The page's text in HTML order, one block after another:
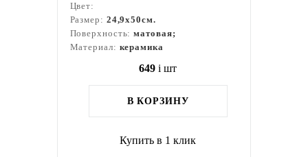
Цвет:
Размер: 24,9x50см.
Поверхность:матовая;
Материал: керамика
649 i шт
В КОРЗИНУ
Купить в 1 клик